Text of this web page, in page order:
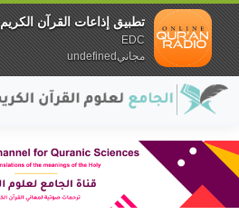
تطبيق إذاعات القرآن الكريم
EDC
مجانيundefined